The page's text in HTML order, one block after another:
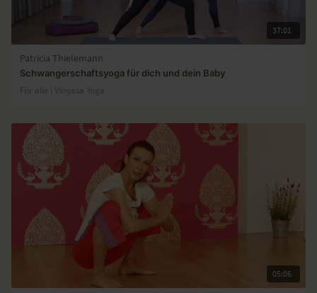
37:01
Patricia Thielemann
Schwangerschaftsyoga für dich und dein Baby
Für alle | Vinyasa Yoga
05:06